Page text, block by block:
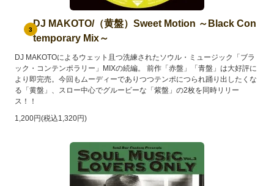
3
DJ MAKOTO/（黄盤）Sweet Motion ～Black Con
temporary Mix～
DJ MAKOTOによるウェット且つ洗練されたソウル・ミュージック「ブラ
ック・コンテンポラリー」MIXの続編。 前作「赤盤」「青盤」は大好評に
より即完売。今回もムーディーでありつつテンポにつられ踊り出したくな
る「黄盤」、スロー中心でグルービーな「紫盤」の2枚を同時リリー
ス！！
1,200円(税込1,320円)